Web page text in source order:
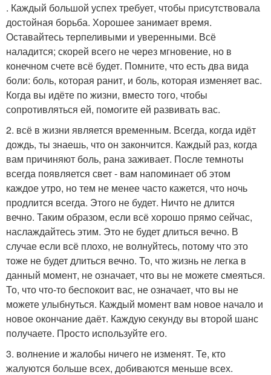
. Каждый большой успех требует, чтобы присутствовала
достойная борьба. Хорошее занимает время.
Оставайтесь терпеливыми и уверенными. Всё
наладится; скорей всего не через мгновение, но в
конечном счете всё будет. Помните, что есть два вида
боли: боль, которая ранит, и боль, которая изменяет вас.
Когда вы идёте по жизни, вместо того, чтобы
сопротивляться ей, помогите ей развивать вас.
2. всё в жизни является временным. Всегда, когда идёт
дождь, ты знаешь, что он закончится. Каждый раз, когда
вам причиняют боль, рана заживает. После темноты
всегда появляется свет - вам напоминает об этом
каждое утро, но тем не менее часто кажется, что ночь
продлится всегда. Этого не будет. Ничто не длится
вечно. Таким образом, если всё хорошо прямо сейчас,
наслаждайтесь этим. Это не будет длиться вечно. В
случае если всё плохо, не волнуйтесь, потому что это
тоже не будет длиться вечно. То, что жизнь не легка в
данный момент, не означает, что вы не можете смеяться.
То, что что-то беспокоит вас, не означает, что вы не
можете улыбнуться. Каждый момент вам новое начало и
новое окончание даёт. Каждую секунду вы второй шанс
получаете. Просто используйте его.
3. волнение и жалобы ничего не изменят. Те, кто
жалуются больше всех, добиваются меньше всех.